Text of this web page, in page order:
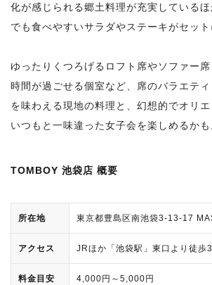
化が感じられる郷土料理が充実している
でも食べやすいサラダやステーキがセット
ゆったりくつろげるロフト席やソファー
時間が過ごせる個室など、席のバラエテ
を味わえる現地の料理と、幻想的でオリエ
いつもと一味違った女子会を楽しめるかも
TOMBOY 池袋店 概要
所在地 東京都豊島区南池袋3-13-17
アクセス JRほか「池袋駅」東口より徒歩
料金目安 4,000円～5,000円